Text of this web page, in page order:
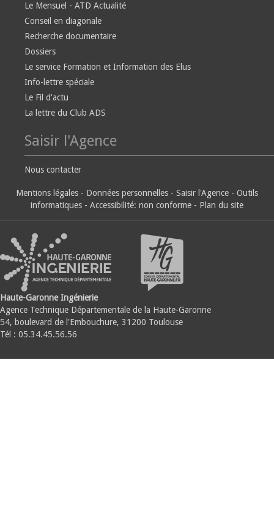
Le Mensuel - ATD Actualité
Conseil en diagonale
Recherche documentaire
Dossiers
Le service Formation et Information des Elus
Info-lettre spéciale
Le Fil d'actu
La lettre du Club ADS
Saisir l'Agence
Nous contacter
Mentions légales - Données personnelles - Saisir l'Agence - Outils
informatiques - Accessibilité: non conforme - Plan du site
Haute-Garonne Ingénierie
Agence Technique Départementale de la Haute-Garonne
54, boulevard de l'Embouchure, 31200 Toulouse
Tél : 05.34.45.56.56